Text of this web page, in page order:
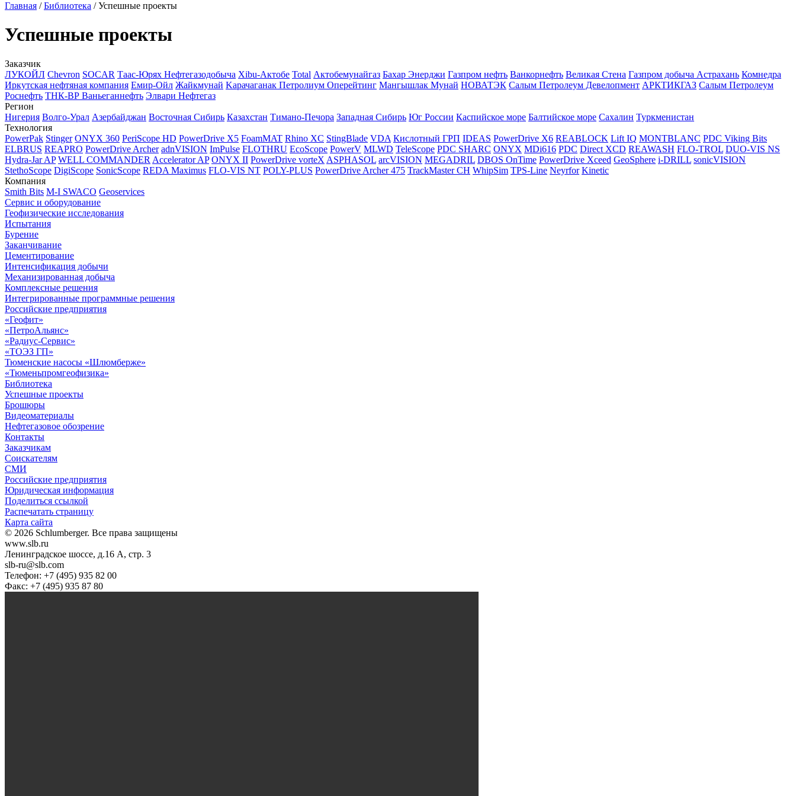
Главная /Библиотека /Успешные проекты
Успешные проекты
Заказчик
ЛУКОЙЛ Chevron SOCAR Таас-Юрях Нефтегазодобыча Xibu-Актобе Total Актобемунайгаз Бахар Энерджи Газпром нефть Ванкорнефть Великая Стена Газпром добыча Астрахань Комнедра
Иркутская нефтяная компания Емир-Ойл Жайкмунай Kарачаганак Петролиум Оперейтинг Мангышлак Мунай НОВАТЭК Салым Петролеум Девелопмент АРКТИКГАЗ Салым Петролеум
Роснефть ТНК-ВР Ваньеганнефть Элвари Нефтегаз
Регион
Нигерия Волго-Урал Азербайджан Восточная Сибирь Казахстан Тимано-Печора Западная Сибирь Юг России Каспийское море Балтийское море Сахалин Туркменистан
Технология
PowerPak Stinger ONYX 360 PeriScope HD PowerDrive X5 FoamMAT Rhino XC StingBlade VDA Кислотный ГРП IDEAS PowerDrive X6 REABLOCK Lift IQ MONTBLANC PDC Viking Bits
ELBRUS REAPRO PowerDrive Archer adnVISION ImPulse FLOTHRU EcoScope PowerV MLWD TeleScope PDC SHARC ONYX MDi616 PDC Direct XCD REAWASH FLO-TROL DUO-VIS NS
Hydra-Jar AP WELL COMMANDER Accelerator AP ONYX II PowerDrive vorteX ASPHASOL arcVISION MEGADRIL DBOS OnTime PowerDrive Xceed GeoSphere i-DRILL sonicVISION
StethoScope DigiScope SonicScope REDA Maximus FLO-VIS NT POLY-PLUS PowerDrive Archer 475 TrackMaster CH WhipSim TPS-Line Neyrfor Kinetic
Компания
Smith Bits M-I SWACO Geoservices
Сервис и оборудование
Геофизические исследования
Испытания
Бурение
Заканчивание
Цементирование
Интенсификация добычи
Механизированная добыча
Комплексные решения
Интегрированные программные решения
Российские предприятия
«Геофит»
«ПетроАльянс»
«Радиус-Сервис»
«ТОЭЗ ГП»
Тюменские насосы «Шлюмберже»
«Тюменьпромгеофизика»
Библиотека
Успешные проекты
Брошюры
Видеоматериалы
Нефтегазовое обозрение
Контакты
Заказчикам
Соискателям
СМИ
Российские предприятия
Юридическая информация
Поделиться ссылкой
Распечатать страницу
Карта сайта
© 2026 Schlumberger. Все права защищены
www.slb.ru
Ленинградское шоссе, д.16 А, стр. 3
slb-ru@slb.com
Телефон: +7 (495) 935 82 00
Факс: +7 (495) 935 87 80